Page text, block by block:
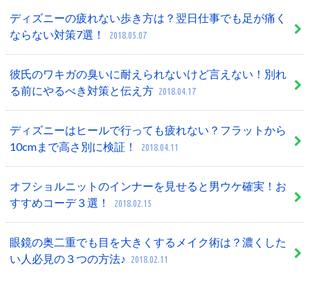
ディズニーの疲れない歩き方は？翌日仕事でも足が痛く
ならない対策7選！
2018.05.07
彼氏のワキガの臭いに耐えられないけど言えない！別れ
る前にやるべき対策と伝え方 2018.04.17
ディズニーはヒールで行っても疲れない？フラットから
10cmまで高さ別に検証！
2018.04.11
オフショルニットのインナーを見せると男ウケ確実！お
すすめコーデ３選！
2018.02.15
眼鏡の奥二重でも目を大きくするメイク術は？濃くした
い人必見の３つの方法♪ 2018.02.11